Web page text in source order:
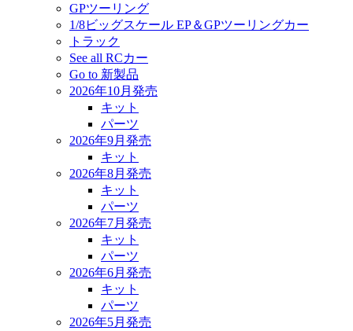
GPツーリング
1/8ビッグスケール EP＆GPツーリングカー
トラック
See all RCカー
Go to 新製品
2026年10月発売
キット
パーツ
2026年9月発売
キット
2026年8月発売
キット
パーツ
2026年7月発売
キット
パーツ
2026年6月発売
キット
パーツ
2026年5月発売